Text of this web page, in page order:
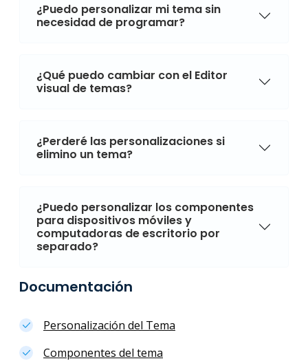
¿Puedo personalizar mi tema sin
necesidad de programar?
¿Qué puedo cambiar con el Editor
visual de temas?
¿Perderé las personalizaciones si
elimino un tema?
¿Puedo personalizar los componentes
para dispositivos móviles y
computadoras de escritorio por
separado?
Documentación
Personalización del Tema
Componentes del tema